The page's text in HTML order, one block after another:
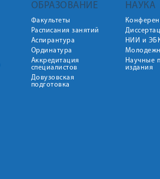
ОБРАЗОВАНИЕ
Факультеты
Расписания занятий
Аспирантура
Ординатура
Аккредитация
специалистов
Довузовская
подготовка
НАУКА
НИИ и
Научные
издания